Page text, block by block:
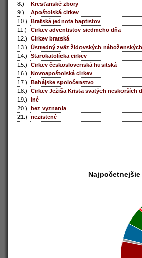
8.)
Kresťanské zbory
9.)
Apoštolská cirkev
10.)
Bratská jednota baptistov
11.)
Cirkev adventistov siedmeho dňa
12.)
Cirkev bratská
13.)
Ústredný zväz židovských
14.)
Starokatolícka cirkev
15.)
Cirkev československá husitská
16.)
Novoapoštolská cirkev
17.)
Bahájske spoločenstvo
18.)
Cirkev Ježiša Krista svätých neskorších
19.)
iné
20.)
bez vyznania
21.)
nezistené